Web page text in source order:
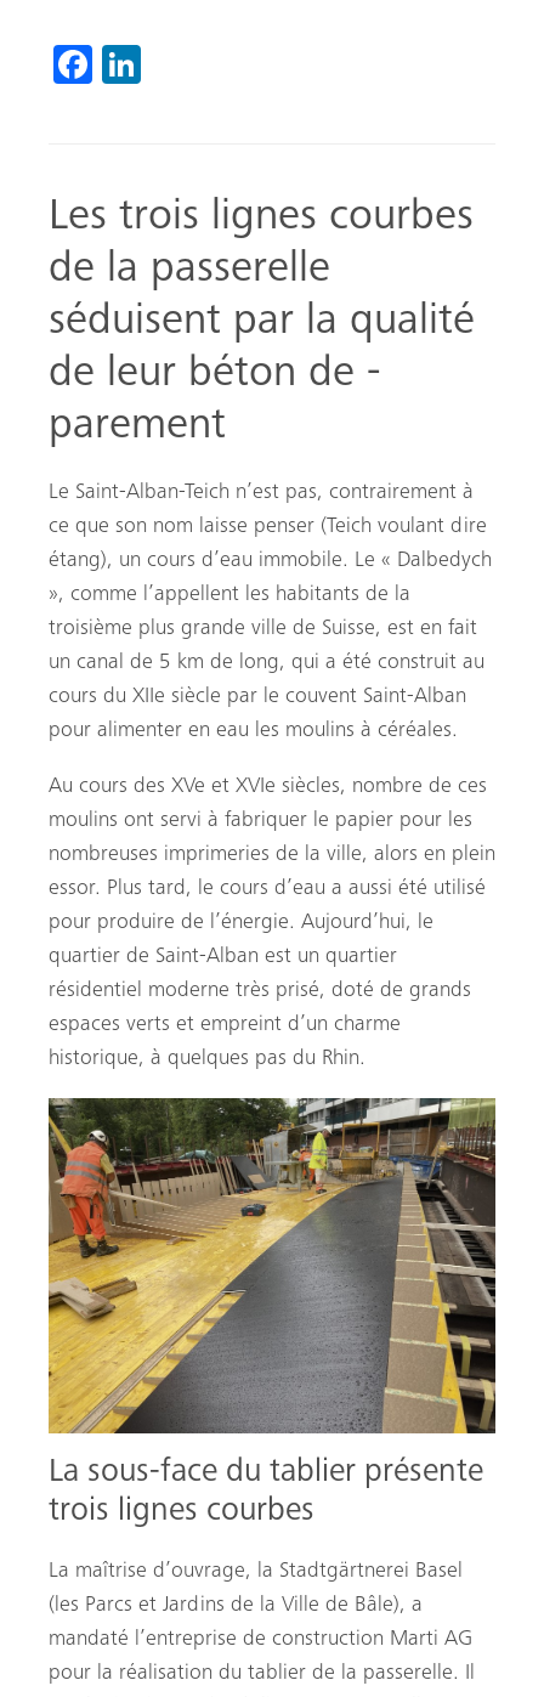
Les trois lignes courbes
de la passerelle
séduisent par la qualité
de leur béton de ­
parement
Le Saint-Alban-Teich n’est pas, contrairement à
ce que son nom laisse penser (Teich voulant dire
étang), un cours d’eau immobile. Le « Dalbedych
», comme l’appellent les habitants de la
troisième plus grande ville de Suisse, est en fait
un canal de 5 km de long, qui a été construit au
cours du XIIe siècle par le couvent Saint-Alban
pour alimenter en eau les moulins à céréales.
Au cours des XVe et XVIe siècles, nombre de ces
moulins ont servi à fabriquer le papier pour les
nombreuses imprimeries de la ville, alors en plein
essor. Plus tard, le cours d’eau a aussi été utilisé
pour produire de l’énergie. Aujourd’hui, le
quartier de Saint-Alban est un quartier
résidentiel moderne très prisé, doté de grands
espaces verts et empreint d’un charme
historique, à quelques pas du Rhin.
La sous-face du tablier présente
trois lignes courbes
La maîtrise d’ouvrage, la Stadtgärtnerei Basel
(les Parcs et Jardins de la Ville de Bâle), a
mandaté l’entreprise de construction Marti AG
pour la réalisation du tablier de la passerelle. Il
Fa
ok